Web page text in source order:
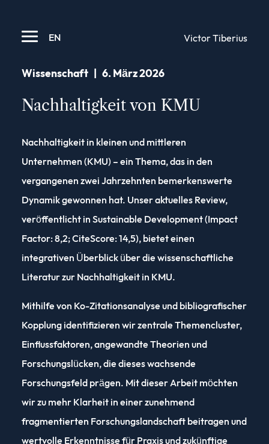
Victor Tiberius
EN
Wissenschaft 6. März 2026
Nachhaltigkeit von KMU
Nachhaltigkeit in kleinen und mittleren
Unternehmen (KMU) – ein Thema, das in den
vergangenen zwei Jahrzehnten bemerkenswerte
Dynamik gewonnen hat. Unser aktuelles Review,
veröffentlicht in Sustainable Development (Impact
Factor: 8,2; CiteScore: 14,5), bietet einen
integrativen Überblick über die wissenschaftliche
Literatur zur Nachhaltigkeit in KMU.
Mithilfe von Ko-Zitationsanalyse und bibliografischer
Kopplung identifizieren wir zentrale Themencluster,
Einflussfaktoren, angewandte Theorien und
Forschungslücken, die dieses wachsende
Forschungsfeld prägen. Mit dieser Arbeit möchten
wir zu mehr Klarheit in einer zunehmend
fragmentierten Forschungslandschaft beitragen und
wertvolle Erkenntnisse für Praxis und zukünftige